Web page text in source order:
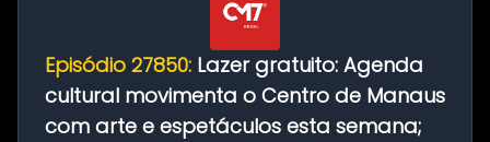
Episódio 27850: Lazer gratuito: Agenda
cultural movimenta o Centro de Manaus
com arte e espetáculos esta semana;